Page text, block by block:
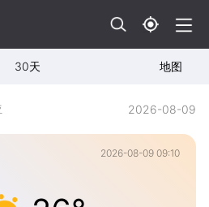
30天 地图
2026-08-09
2026-08-09 09:10